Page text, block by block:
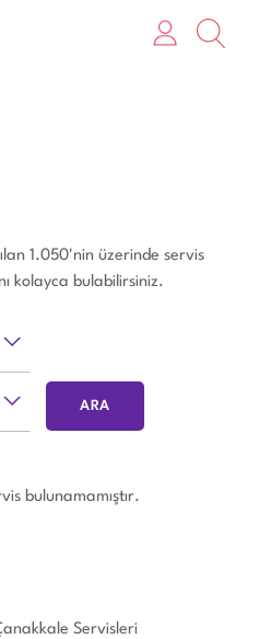
1.050'nin üzerinde servis
kolayca bulabilirsiniz.
bulunamamıştır.
Servisleri